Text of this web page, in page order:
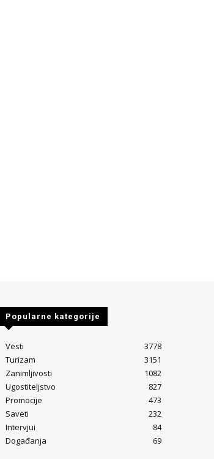
Popularne kategorije
Vesti
3778
Turizam
3151
Zanimljivosti
1082
Ugostiteljstvo
827
Promocije
473
Saveti
232
Intervjui
84
Događanja
69